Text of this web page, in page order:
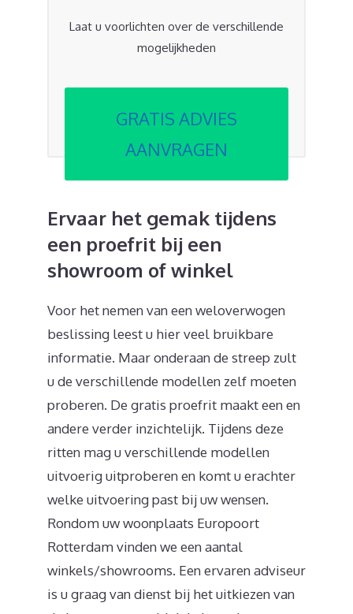
Laat u voorlichten over de verschillende
mogelijkheden
GRATIS ADVIES
AANVRAGEN
Ervaar het gemak tijdens
een proefrit bij een
showroom of winkel
Voor het nemen van een weloverwogen
beslissing leest u hier veel bruikbare
informatie. Maar onderaan de streep zult
u de verschillende modellen zelf moeten
proberen. De gratis proefrit maakt een en
andere verder inzichtelijk. Tijdens deze
ritten mag u verschillende modellen
uitvoerig uitproberen en komt u erachter
welke uitvoering past bij uw wensen.
Rondom uw woonplaats Europoort
Rotterdam vinden we een aantal
winkels/showrooms. Een ervaren adviseur
is u graag van dienst bij het uitkiezen van